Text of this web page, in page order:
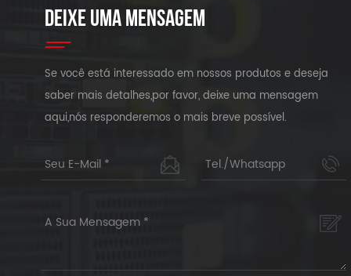
DEIXE UMA MENSAGEM
Se você está interessado em nossos produtos e deseja
saber mais detalhes,por favor, deixe uma mensagem
aqui,nós responderemos o mais breve possível.